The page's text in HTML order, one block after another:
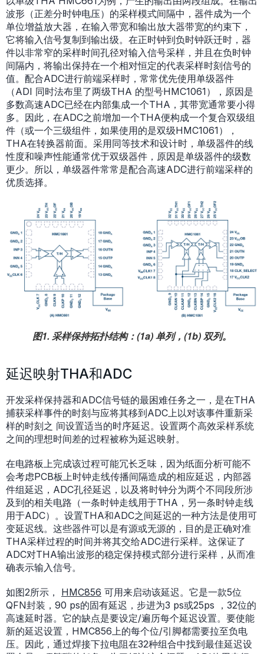
波形（正差分时钟电压）的采样模式间隔中，器件成为一个
单位增益放大器，在输入带宽和输出放大器带宽的约束下，
它将输入信号复制到输出级。在正时钟到负时钟跃迁时，器
件以非常窄的采样时间孔径对输入信号采样，并且在负时钟
间隔内，将输出保持在一个相对恒定的代表采样时刻信号的
值。配合ADC进行前端采样时，常常优先使用单级器件
（ADI 同时法布里了两级THA 的型号HMC1061），原因是
多数高速ADC已经在内部集成一个THA，其带宽通常要小得
多。因此，在ADC之前增加一个THA便构成一个复合双级组
件（或一个三级组件，如果使用的是双级HMC1061），
THA在转换器前面。采用同等技术和设计时，单级器件的线
性度和噪声性能通常优于双级器件，原因是单级器件的级数
更少。所以，单级器件常常是配合高速ADC进行前端采样的
优质选择。
图1. 采样保持拓扑结构：(1a) 单列，(1b) 双列。
延迟映射THA和ADC
开发采样保持器和ADC信号链的最困难任务之一，是在THA
捕获采样事件的时刻与应将其移到ADC上以对该事件重新采
样的时刻之 间设置适当的时序延迟。设置两个高效采样系统
之间的理想时间差的过程被称为延迟映射。
在电路板上完成该过程可能冗长乏味，因为纸面分析可能不
会考虑PCB板上时钟走线传播间隔造成的相应延迟，内部器
件组延迟，ADC孔径延迟，以及将时钟分为两个不同段所涉
及到的相关电路（一条时钟走线用于THA，另一条时钟走线
用于ADC）。设置THA和ADC之间延迟的一种方法是使用可
变延迟线。这些器件可以是有源或无源的，目的是正确对准
THA采样过程的时间并将其交给ADC进行采样。这保证了
ADC对THA输出波形的稳定保持模式部分进行采样，从而准
确表示输入信号。
如图2所示， HMC856 可用来启动该延迟。它是一款5位
QFN封装，90 ps的固有延迟，步进为3 ps或25ps ，32位的
高速延时器。它的缺点是要设定/遍历每个延迟设置。要使能
新的延迟设置，HMC856上的每个位/引脚都需要拉至负电
压。因此，通过焊接下拉电阻在32种组合中找到最佳延迟设